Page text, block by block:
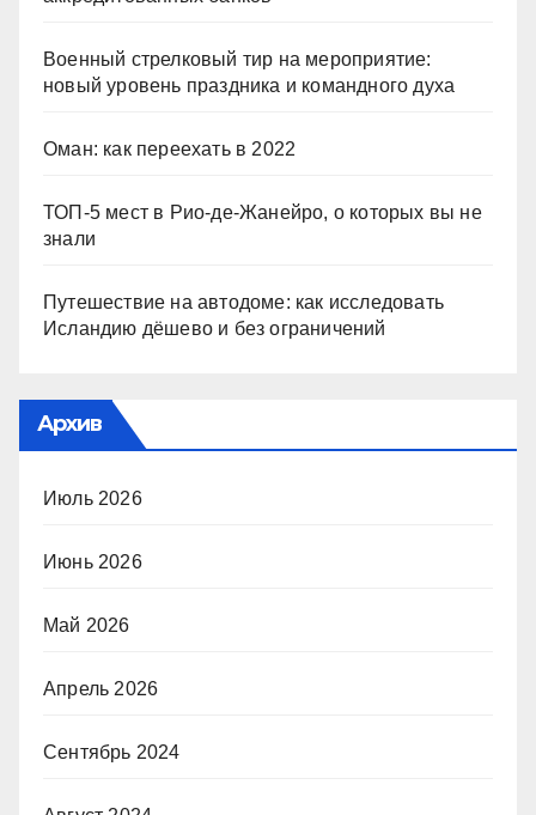
Военный стрелковый тир на мероприятие:
новый уровень праздника и командного духа
Оман: как переехать в 2022
ТОП-5 мест в Рио-де-Жанейро, о которых вы не
знали
Путешествие на автодоме: как исследовать
Исландию дёшево и без ограничений
Архив
Июль 2026
Июнь 2026
Май 2026
Апрель 2026
Сентябрь 2024